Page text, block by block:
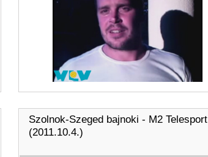
Szolnok-Szeged bajnoki - M2 Telesport
(2011.10.4.)